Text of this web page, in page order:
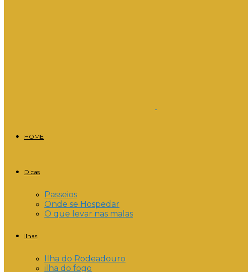
HOME
Dicas
Passeios
Onde se Hospedar
O que levar nas malas
Ilhas
Ilha do Rodeadouro
ilha do fogo